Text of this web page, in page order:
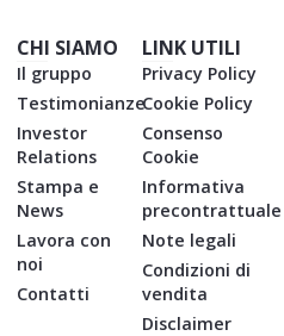
CHI SIAMO
Il gruppo
Testimonianze
Investor
Relations
Stampa e
News
Lavora con
noi
Contatti
LINK UTILI
Privacy Policy
Cookie Policy
Consenso
Cookie
Informativa
precontrattuale
Note legali
Condizioni di
vendita
Disclaimer